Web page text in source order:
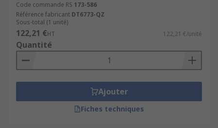
Code commande RS 173-586
Référence fabricant DT6773-QZ
Sous-total (1 unité)
122,21 €HT 122,21 €/unité
Quantité
Ajouter
Fiches techniques